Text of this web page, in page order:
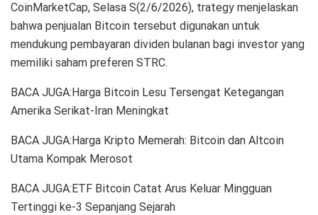
CoinMarketCap, Selasa S(2/6/2026), trategy menjelaskan
bahwa penjualan Bitcoin tersebut digunakan untuk
mendukung pembayaran dividen bulanan bagi investor yang
memiliki saham preferen STRC.
BACA JUGA:Harga Bitcoin Lesu Tersengat Ketegangan
Amerika Serikat-Iran Meningkat
BACA JUGA:Harga Kripto Memerah: Bitcoin dan Altcoin
Utama Kompak Merosot
BACA JUGA:ETF Bitcoin Catat Arus Keluar Mingguan
Tertinggi ke-3 Sepanjang Sejarah